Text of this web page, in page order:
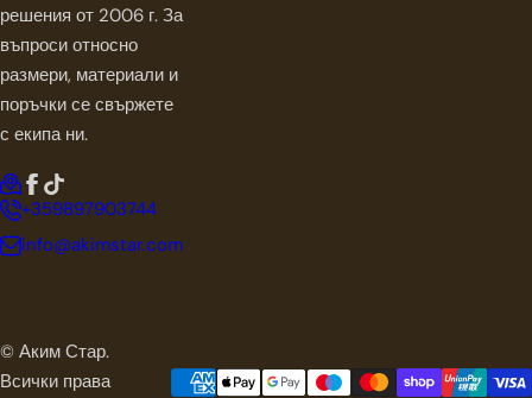
решения от 2006 г. За
въпроси относно
размери, материали и
поръчки се свържете
с екипа ни.
+359897903744
info@akimstar.com
© Аким Стар.
Всички права